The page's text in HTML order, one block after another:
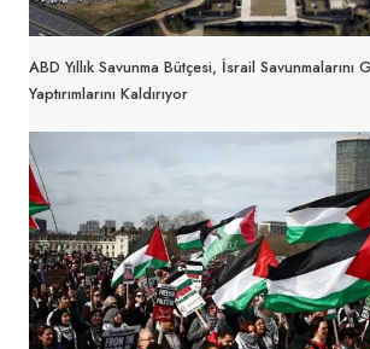
ABD Yıllık Savunma Bütçesi, İsrail
Yaptırımlarını Kaldırıyor